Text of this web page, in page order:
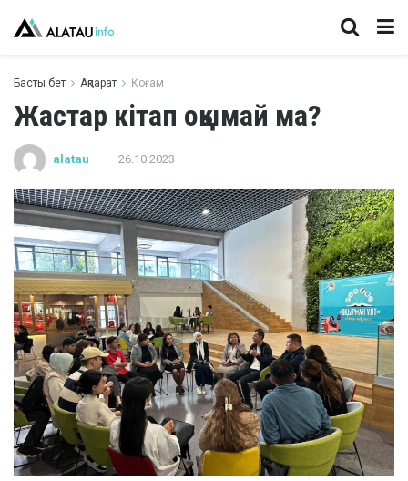
Басты бет Ақпарат Қоғам
Жастар кітап оқымай ма?
alatau 26.10.2023